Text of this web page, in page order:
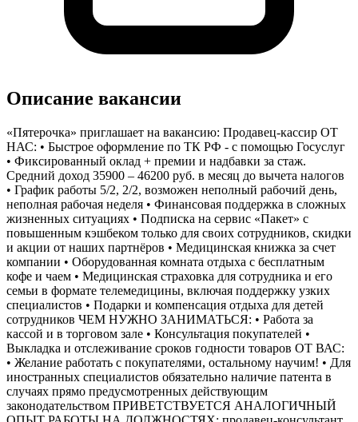
Описание вакансии
«Пятерочка» приглашает на вакансию: Продавец-кассир ОТ
НАС: • Быстрое оформление по ТК РФ - с помощью Госуслуг
• Фиксированный оклад + премии и надбавки за стаж.
Средний доход 35900 – 46200 руб. в месяц до вычета налогов
• График работы 5/2, 2/2, возможен неполный рабочий день,
неполная рабочая неделя • Финансовая поддержка в сложных
жизненных ситуациях • Подписка на сервис «Пакет» с
повышенным кэшбеком только для своих сотрудников, скидки
и акции от наших партнёров • Медицинская книжка за счет
компании • Оборудованная комната отдыха с бесплатным
кофе и чаем • Медицинская страховка для сотрудника и его
семьи в формате телемедицины, включая поддержку узких
специалистов • Подарки и компенсация отдыха для детей
сотрудников ЧЕМ НУЖНО ЗАНИМАТЬСЯ: • Работа за
кассой и в торговом зале • Консультация покупателей •
Выкладка и отслеживание сроков годности товаров ОТ ВАС:
• Желание работать с покупателями, остальному научим! • Для
иностранных специалистов обязательно наличие патента в
случаях прямо предусмотренных действующим
законодательством ПРИВЕТСТВУЕТСЯ АНАЛОГИЧНЫЙ